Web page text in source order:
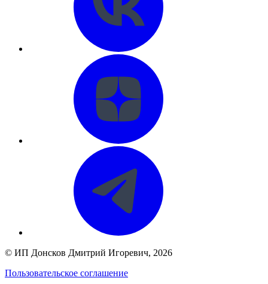
© ИП Донсков Дмитрий Игоревич, 2026
Пользовательское соглашение